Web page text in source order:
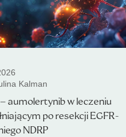
Kalman
aumolertynib w leczeniu
po resekcji EGFR-
NDRP